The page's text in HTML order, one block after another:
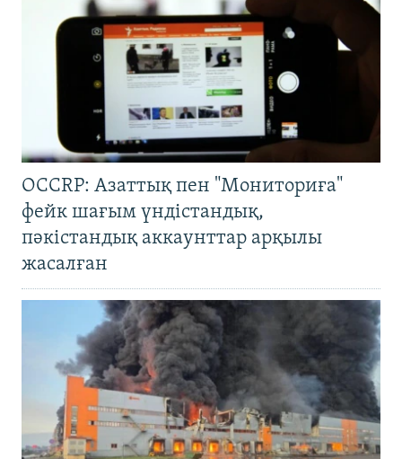
OCCRP: Азаттық пен "Мониториға"
фейк шағым үндістандық,
пәкістандық аккаунттар арқылы
жасалған